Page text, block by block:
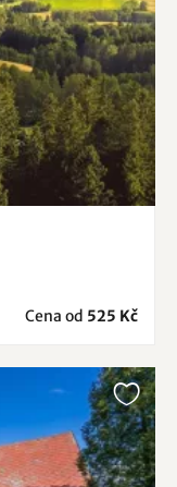
Cena od 525 Kč